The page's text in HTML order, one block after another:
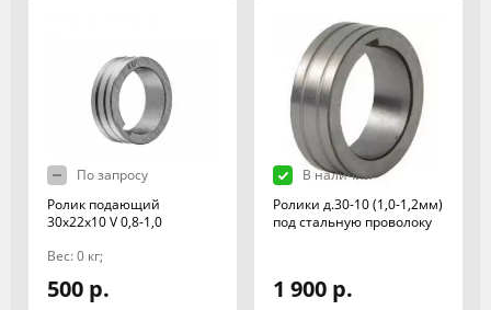
По запросу
Ролик подающий
30х22х10 V 0,8-1,0
Вес: 0 кг;
500 р.
В наличии
Ролики д.30-10 (1,0-1,2мм)
под стальную проволоку
1 900 р.